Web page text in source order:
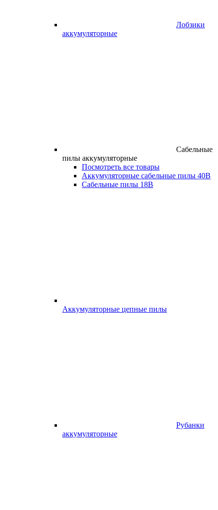
Лобзики
аккумуляторные
Сабельные
пилы аккумуляторные
Посмотреть все товары
Аккумуляторные сабельные пилы 40В
Сабельные пилы 18В
Аккумуляторные цепные пилы
Рубанки
аккумуляторные